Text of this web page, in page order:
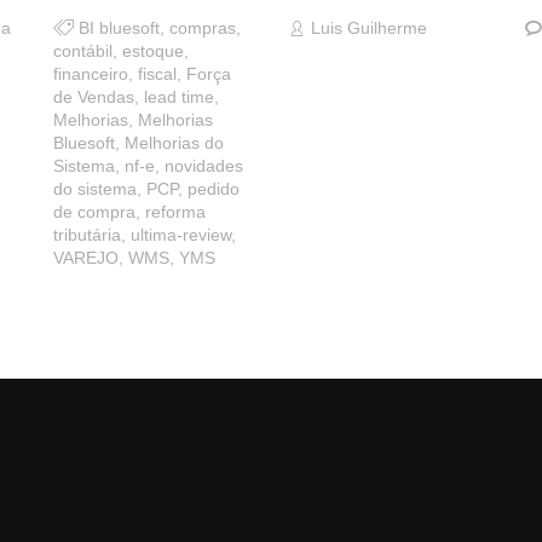
BI bluesoft, compras,
contábil , estoque,
financeiro, fiscal , Força
de Vendas, lead time,
Melhorias, Melhorias
Bluesoft, Melhorias do
Sistema, nf-e, novidades
do sistema, PCP, pedido
de compra, reforma
tributária, ultima-review,
VAREJO, WMS, YMS
Luis Guilherme